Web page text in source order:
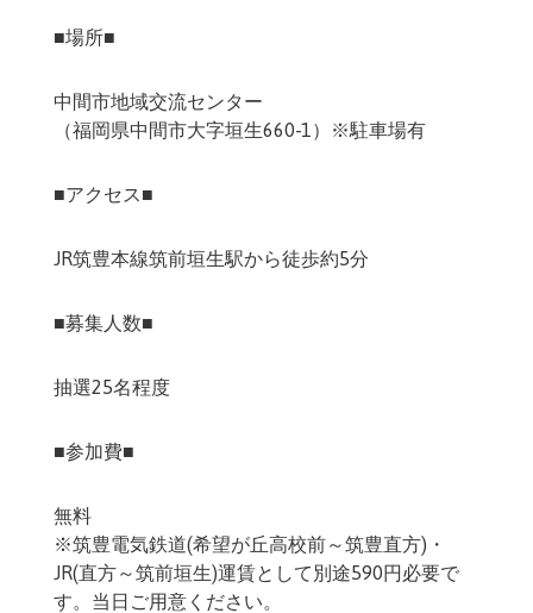
■場所■
中間市地域交流センター
（福岡県中間市大字垣生660-1）※駐車場有
■アクセス■
JR筑豊本線筑前垣生駅から徒歩約5分
■募集人数■
抽選25名程度
■参加費■
無料
※筑豊電気鉄道(希望が丘高校前～筑豊直方)・
JR(直方～筑前垣生)運賃として別途590円必要で
す。当日ご用意ください。